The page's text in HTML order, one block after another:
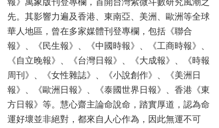
報》萬象版刊登專欄，首開台灣紫微斗數研究風潮之
先。其影響力遍及香港、東南亞、美洲、歐洲等全球
華人地區，曾在多家媒體刊登專欄，包括《聯合
報》、《民生報》、《中國時報》、《工商時報》、
《自立晚報》、《台灣日報》、《大成報》、《時報
周刊》、《女性雜誌》、《小說創作》、《美洲日
報》、《歐洲日報》、《泰國世界日報》、香港《東
方日報》等。慧心齋主論命說命，踏實厚道，認為命
運好壞並非絕對，都來自人心作為，因此無運不可